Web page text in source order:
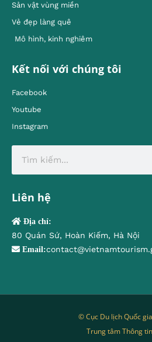
Sản vật vùng miền
Vẻ đẹp làng quê
Mô hình, kinh nghiêm
Kết nối với chúng tôi
Facebook
Youtube
Instagram
Liên hệ
Địa chỉ:
80 Quán Sứ, Hoàn Kiếm, Hà Nội
Email:
© Cục Du lịch Quốc
Trung tâm Thông